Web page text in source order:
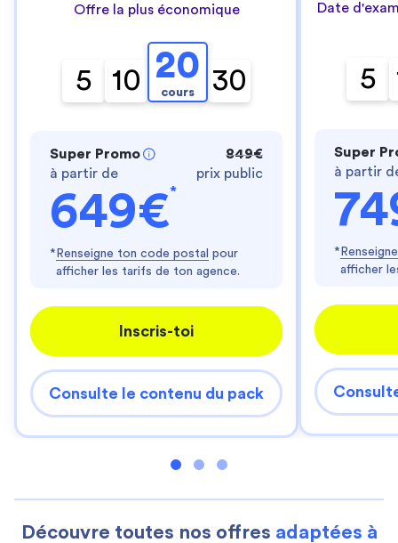
Offre la plus économique
5 10 20
cours 30
Super Promo
à partir de
649€*
849€
prix public
* Renseigne ton code postal pour
afficher les tarifs de ton agence.
Inscris-toi
Consulte le contenu du pack
Date
5
Super
à partir
*
afficher
Découvre toutes nos offres adaptées à